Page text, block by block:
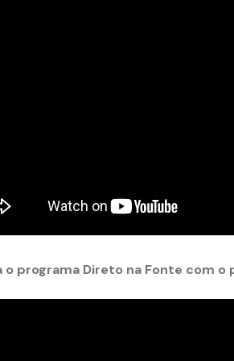
o programa Direto na Fonte com o